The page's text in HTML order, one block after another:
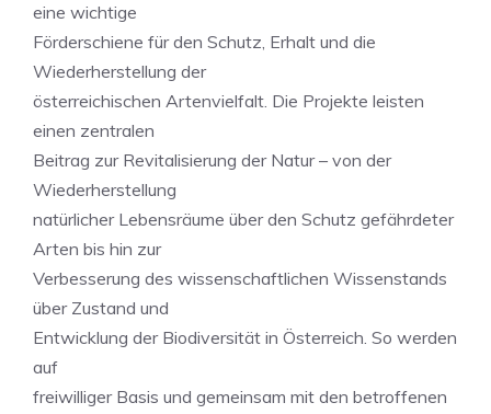
eine wichtige
Förderschiene für den Schutz, Erhalt und die
Wiederherstellung der
österreichischen Artenvielfalt. Die Projekte leisten
einen zentralen
Beitrag zur Revitalisierung der Natur – von der
Wiederherstellung
natürlicher Lebensräume über den Schutz gefährdeter
Arten bis hin zur
Verbesserung des wissenschaftlichen Wissenstands
über Zustand und
Entwicklung der Biodiversität in Österreich. So werden
auf
freiwilliger Basis und gemeinsam mit den betroffenen